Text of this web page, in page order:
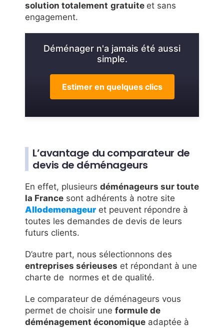
solution totalement gratuite et sans
engagement.
Déménager n'a jamais été aussi
simple.
Estimer en quelques clics
L’avantage du comparateur de
devis de déménageurs
En effet, plusieurs déménageurs sur toute
la France sont adhérents à notre site
Allodemenageuret peuvent répondre à
toutes les demandes de devis de leurs
futurs clients.
D’autre part, nous sélectionnons des
entreprises sérieuses et répondant à une
charte de normes et de qualité.
Le comparateur de déménageurs vous
permet de choisir une formule de
déménagement économique adaptée à